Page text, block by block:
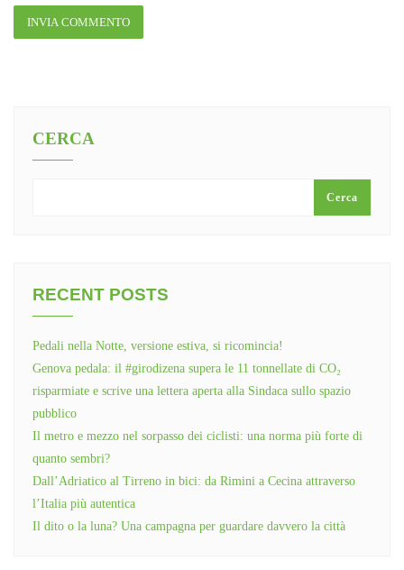
CERCA
Cerca
RECENT POSTS
Pedali nella Notte, versione estiva, si ricomincia!
Genova pedala: il #girodizena supera le 11 tonnellate di CO₂
risparmiate e scrive una lettera aperta alla Sindaca sullo spazio
pubblico
Il metro e mezzo nel sorpasso dei ciclisti: una norma più forte di
quanto sembri?
Dall’Adriatico al Tirreno in bici: da Rimini a Cecina attraverso
l’Italia più autentica
Il dito o la luna? Una campagna per guardare davvero la città